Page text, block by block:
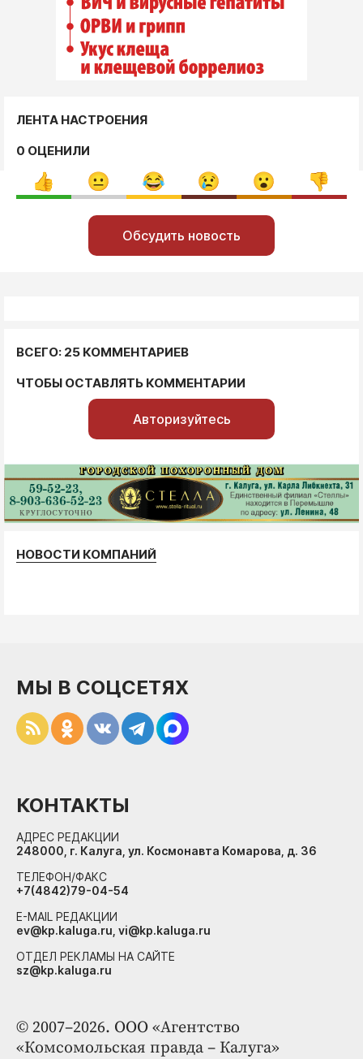
ЛЕНТА НАСТРОЕНИЯ
0 ОЦЕНИЛИ
Обсудить новость
ВСЕГО: 25 КОММЕНТАРИЕВ
ЧТОБЫ ОСТАВЛЯТЬ КОММЕНТАРИИ
Авторизуйтесь
НОВОСТИ КОМПАНИЙ
© 2007–2026. ООО «Агентство
«Комсомольская правда – Калуга»
МЫ В СОЦСЕТЯХ
КОНТАКТЫ
АДРЕС РЕДАКЦИИ
248000, г. Калуга, ул. Космонавта Комарова, д. 36
ТЕЛЕФОН/ФАКС
+7(4842)79-04-54
E-MAIL РЕДАКЦИИ
ev@kp.kaluga.ru, vi@kp.kaluga.ru
ОТДЕЛ РЕКЛАМЫ НА САЙТЕ
sz@kp.kaluga.ru